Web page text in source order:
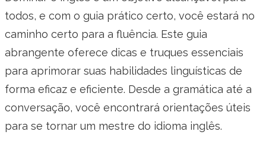
todos, e com o guia prático certo, você estará no
caminho certo para a fluência. Este guia
abrangente oferece dicas e truques essenciais
para aprimorar suas habilidades linguísticas de
forma eficaz e eficiente. Desde a gramática até a
conversação, você encontrará orientações úteis
para se tornar um mestre do idioma inglês.